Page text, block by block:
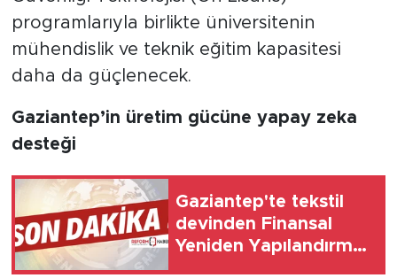
programlarıyla birlikte üniversitenin
mühendislik ve teknik eğitim kapasitesi
daha da güçlenecek.
Gaziantep’in üretim gücüne yapay zeka
desteği
Gaziantep'te tekstil
devinden Finansal
Yeniden Yapılandırma